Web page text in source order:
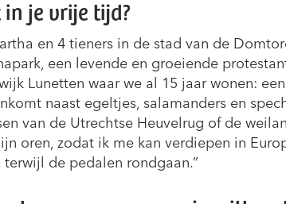
je vrije tijd?
en 4 tieners in de stad van de
een levende en groeiende
Lunetten waar we al 15 jaar wonen:
naast egeltjes, salamanders en
van de Utrechtse Heuvelrug of de
oren, zodat ik me kan verdiepen in
de pedalen rondgaan.”